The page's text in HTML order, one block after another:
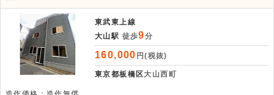
東武東上線
大山駅 徒歩9分
160,000 円(税抜)
東京都板橋区大山西町